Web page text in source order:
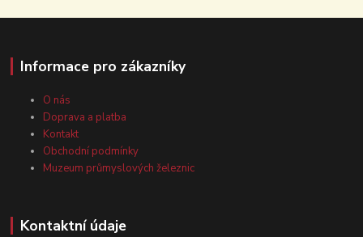
Informace pro zákazníky
O nás
Doprava a platba
Kontakt
Obchodní podmínky
Muzeum průmyslových železnic
Kontaktní údaje